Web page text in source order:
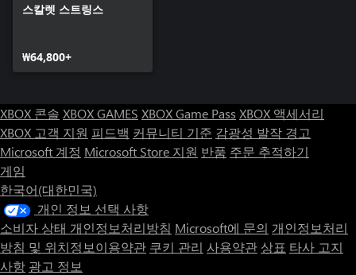
스칼렛 스트링스
₩64,800+
XBOX 콘솔 XBOX GAMES XBOX Game Pass XBOX 액세서리
XBOX 고객 지원 피드백 커뮤니티 기준 감광성 발작 경고
Microsoft 계정 Microsoft Store 지원 반품 주문 추적하기
게임
한국어(대한민국)
개인 정보 선택 사항
소비자 상태 개인정보처리방침 Microsoft에 문의 개인정보처리
방침 및 위치정보이용약관 쿠키 관리 사용약관 상표 타사 고지
사항 광고 정보